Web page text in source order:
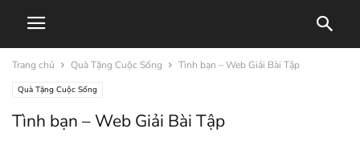
Trang chủ Quà Tặng Cuộc Sống Tình bạn – Web Giải Bài Tập
Quà Tặng Cuộc Sống
Tình bạn – Web Giải Bài Tập